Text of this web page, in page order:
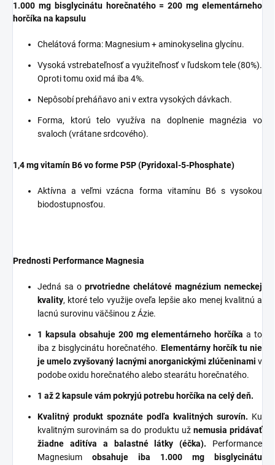
1.000 mg bisglycinátu horečnatého = 200 mg elementárneho
horčíka na kapsulu
Chelátová forma: Magnesium + aminokyselina glycínu.
Vysoká vstrebateľnosť a využiteľnosť v ľudskom tele (80%).
Oproti tomu oxid má iba 4%.
Nepôsobí preháňavo ani v extra vysokých dávkach.
Forma, ktorú telo využíva na doplnenie magnézia vo
svaloch (vrátane srdcového).
1,4 mg vitamín B6 vo forme P5P (Pyridoxal-5-Phosphate)
Aktívna a veľmi vzácna forma vitamínu B6 s vysokou
biodostupnosťou.
Prednosti Performance Magnesia
Jedná sa o prvotriedne chelátové magnézium nemeckej
kvality, ktoré telo využije oveľa lepšie ako menej kvalitnú a
lacnú surovinu väčšinou z Ázie.
1 kapsula obsahuje 200 mg elementárneho horčíka a to
iba z bisglycinátu horečnatého. Elementárny horčík tu nie
je umelo zvyšovaný lacnými anorganickými zlúčeninami v
podobe oxidu horečnatého alebo stearátu horečnatého.
1 až 2 kapsule vám pokryjú potrebu horčíka na celý deň.
Kvalitný produkt spoznáte podľa kvalitných surovín. Ku
kvalitným surovinám sa do produktu už nemusia pridávať
žiadne aditíva a balastné látky (éčka). Performance
Magnesium obsahuje iba 1.000 mg bisglycinátu